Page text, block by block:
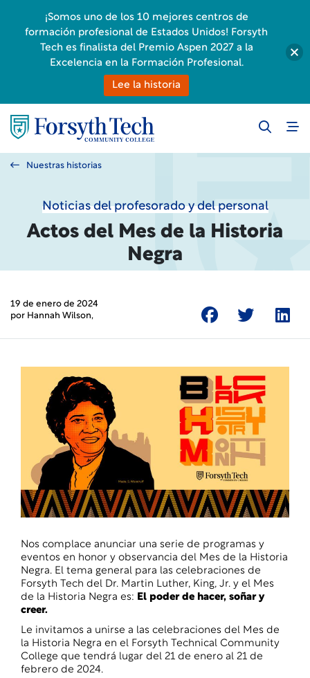
Nuestras historias
Noticias del profesorado y del personal
Actos del Mes de la Historia
Negra
19 de enero de 2024
por Hannah Wilson,
Nos complace anunciar una serie de programas y
eventos en honor y observancia del Mes de la Historia
Negra. El tema general para las celebraciones de
Forsyth Tech del Dr. Martin Luther, King, Jr. y el Mes
de la Historia Negra es: El poder de hacer, soñar y
creer.
Le invitamos a unirse a las celebraciones del Mes de
la Historia Negra en el Forsyth Technical Community
College que tendrá lugar del 21 de enero al 21 de
febrero de 2024.
¡Somos uno de los 10 mejores centros de
formación profesional de Estados Unidos! Forsyth
Tech es finalista del Premio Aspen 2027 a la
Excelencia en la Formación Profesional.
Lee la historia